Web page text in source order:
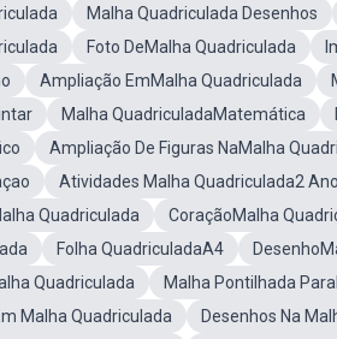
Malha Quadriculada Desenhos
Foto DeMalha Quadriculada
Ampliação EmMalha Quadriculada
Malha QuadriculadaMatemática
Ampliação De Figuras NaMalha
Atividades Malha Quadriculada2 Ano
Quadriculada
CoraçãoMalha
Folha QuadriculadaA4
Quadriculada
Malha Pontilhada
Malha Quadriculada
Desenhos Na